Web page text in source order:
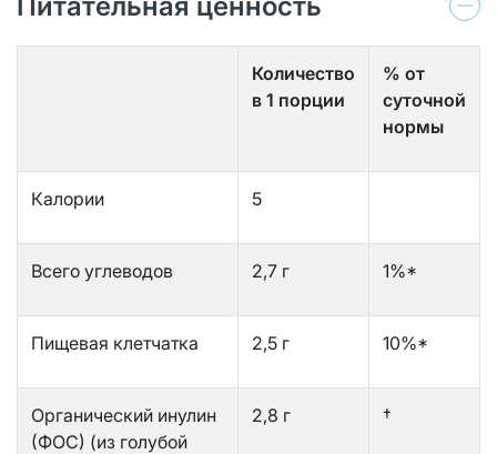
Количество
в 1 порции
% от
суточной
нормы
Калории 5
Всего углеводов 2,7 г 1%*
Пищевая клетчатка 2,5 г 10%*
Органический инулин
(ФОС) (из голубой
2,8 г †